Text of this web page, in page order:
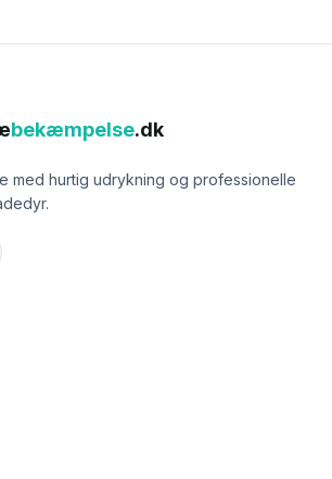
bekæmpelse.dk
med hurtig udrykning og professionelle